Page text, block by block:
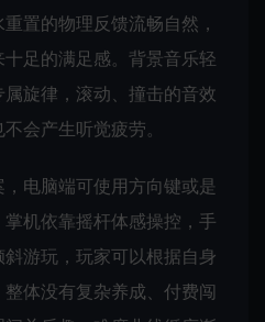
置的物理反馈流畅自然，
足的满足感。背景音乐轻
旋律，滚动、撞击的音效
会产生听觉疲劳。
电脑端可使用方向键或是
机依靠摇杆体感操控，手
游玩，玩家可以根据自身
体没有复杂养成、付费闯